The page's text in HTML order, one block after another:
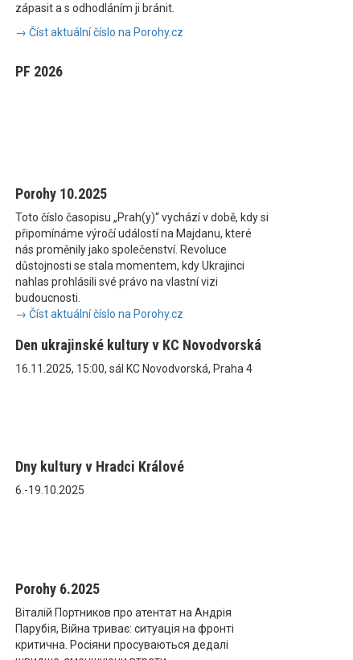
zápasit a s odhodláním ji bránit.
→ Číst aktuální číslo na Porohy.cz
PF 2026
Porohy 10.2025
Toto číslo časopisu „Prah(y)“ vychází v době, kdy si
připomínáme výročí událostí na Majdanu, které
nás proměnily jako společenství. Revoluce
důstojnosti se stala momentem, kdy Ukrajinci
nahlas prohlásili své právo na vlastní vizi
budoucnosti.
→ Číst aktuální číslo na Porohy.cz
Den ukrajinské kultury v KC Novodvorská
16.11.2025, 15:00, sál KC Novodvorská, Praha 4
Dny kultury v Hradci Králové
6.-19.10.2025
Porohy 6.2025
Віталій Портников про атентат на Андрія
Парубія, Війна триває: ситуація на фронті
критична. Росіяни просуваються дедалі